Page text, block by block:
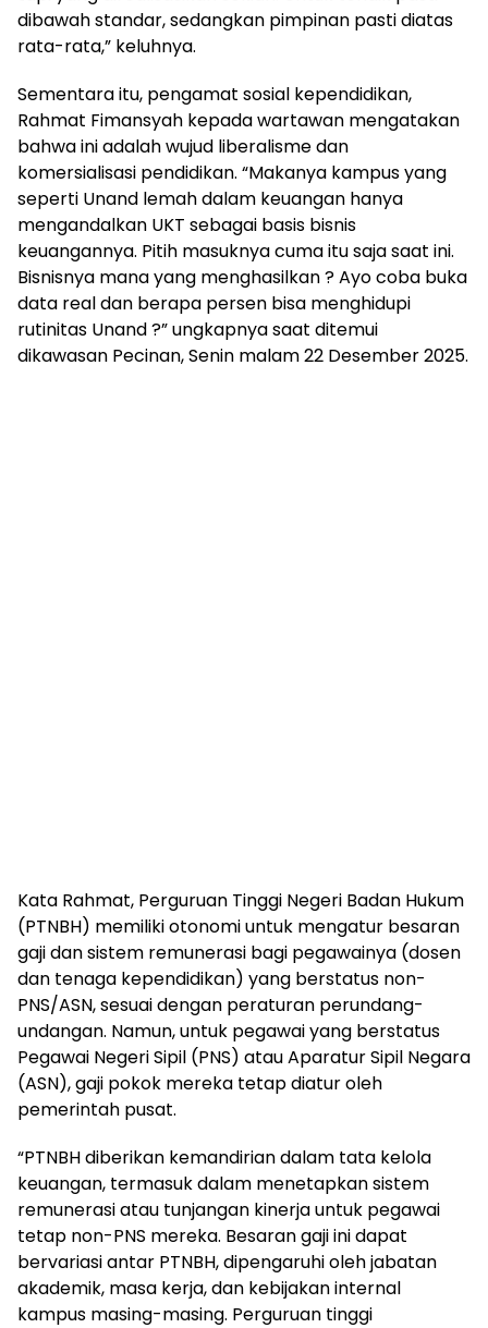
dibawah standar, sedangkan pimpinan pasti diatas
rata-rata,” keluhnya.
Sementara itu, pengamat sosial kependidikan,
Rahmat Fimansyah kepada wartawan mengatakan
bahwa ini adalah wujud liberalisme dan
komersialisasi pendidikan. “Makanya kampus yang
seperti Unand lemah dalam keuangan hanya
mengandalkan UKT sebagai basis bisnis
keuangannya. Pitih masuknya cuma itu saja saat ini.
Bisnisnya mana yang menghasilkan ? Ayo coba buka
data real dan berapa persen bisa menghidupi
rutinitas Unand ?” ungkapnya saat ditemui
dikawasan Pecinan, Senin malam 22 Desember 2025.
Kata Rahmat, Perguruan Tinggi Negeri Badan Hukum
(PTNBH) memiliki otonomi untuk mengatur besaran
gaji dan sistem remunerasi bagi pegawainya (dosen
dan tenaga kependidikan) yang berstatus non-
PNS/ASN, sesuai dengan peraturan perundang-
undangan. Namun, untuk pegawai yang berstatus
Pegawai Negeri Sipil (PNS) atau Aparatur Sipil Negara
(ASN), gaji pokok mereka tetap diatur oleh
pemerintah pusat.
“PTNBH diberikan kemandirian dalam tata kelola
keuangan, termasuk dalam menetapkan sistem
remunerasi atau tunjangan kinerja untuk pegawai
tetap non-PNS mereka. Besaran gaji ini dapat
bervariasi antar PTNBH, dipengaruhi oleh jabatan
akademik, masa kerja, dan kebijakan internal
kampus masing-masing. Perguruan tinggi